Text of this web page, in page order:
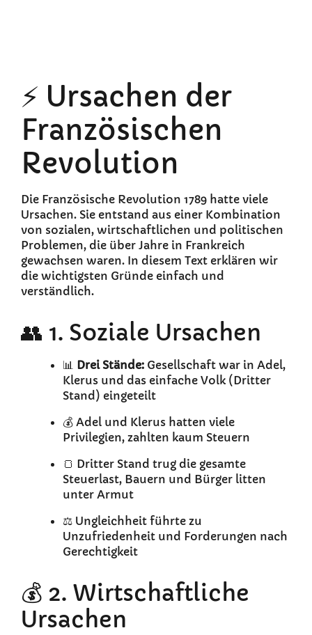
⚡ Ursachen der
Französischen
Revolution
Die Französische Revolution 1789 hatte viele
Ursachen. Sie entstand aus einer Kombination
von sozialen, wirtschaftlichen und politischen
Problemen, die über Jahre in Frankreich
gewachsen waren. In diesem Text erklären wir
die wichtigsten Gründe einfach und
verständlich.
👥 1. Soziale Ursachen
📊 Drei Stände: Gesellschaft war in Adel,
Klerus und das einfache Volk (Dritter
Stand) eingeteilt
💰 Adel und Klerus hatten viele
Privilegien, zahlten kaum Steuern
🍞 Dritter Stand trug die gesamte
Steuerlast, Bauern und Bürger litten
unter Armut
⚖️ Ungleichheit führte zu
Unzufriedenheit und Forderungen nach
Gerechtigkeit
💰 2. Wirtschaftliche
Ursachen